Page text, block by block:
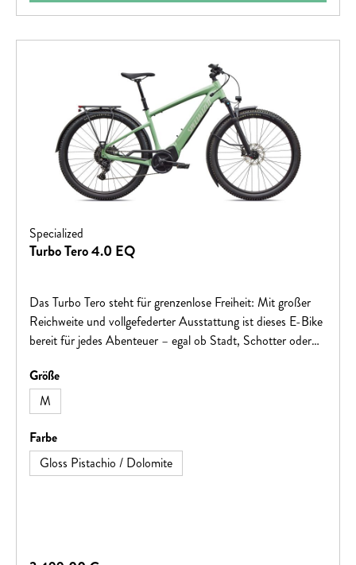
Specialized
Turbo Tero 4.0 EQ
Das Turbo Tero steht für grenzenlose Freiheit: Mit großer
Reichweite und vollgefederter Ausstattung ist dieses E-Bike
bereit für jedes Abenteuer – egal ob Stadt, Schotter oder
du alles mit, was du brauchst. Die einzige Frage bleibt:
Wohin geht’s als Nächstes?Ob Pendeln oder Touren mit
Gepäck – das Tero ist ein echtes Allround-Talent. Offroad-
taugliche Laufräder und Reifen, eine Federgabel sowie
kraftvolle hydraulische Scheibenbremsen machen jede Fahrt
souverän und vielseitig.
Größeauswählen
M
Farbeauswählen
Gloss Pistachio / Dolomite